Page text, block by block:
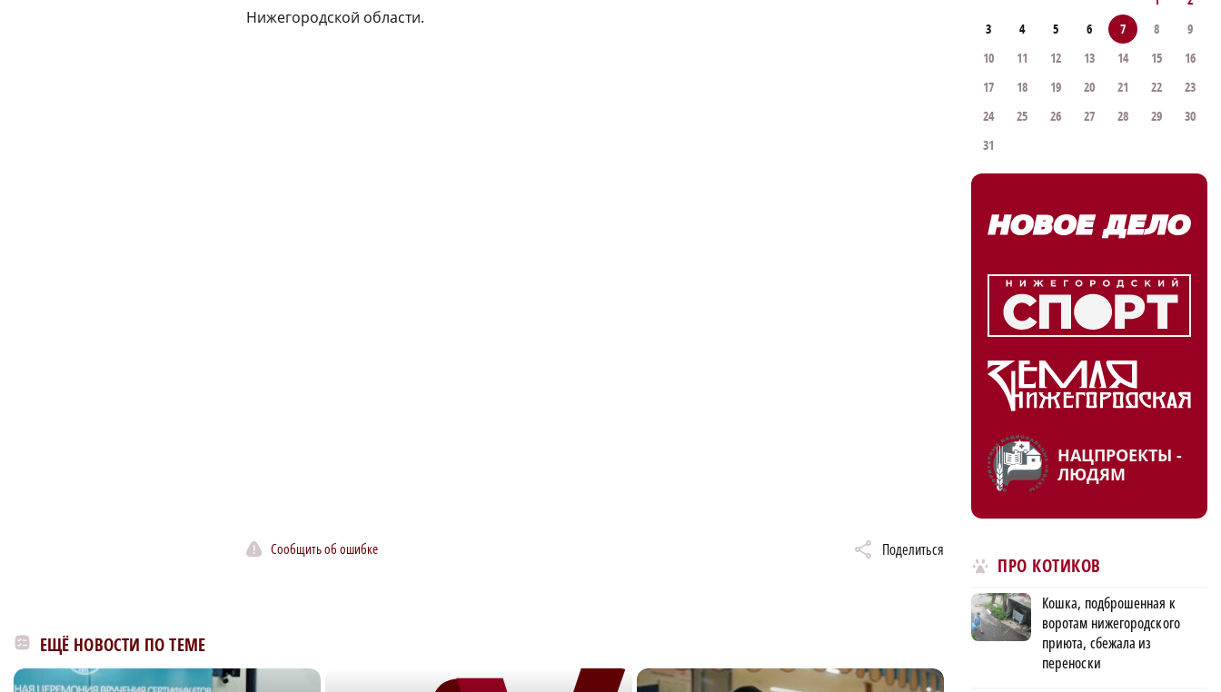
Нижегородской области.
Сообщить об ошибке Поделиться
ЕЩЁ НОВОСТИ ПО ТЕМЕ
3
4 5 6 7 8
9
10
11 12 13 14 15
16
17
18 19 20 21 22
23
24
25 26 27 28 29
30
31
НАЦПРОЕКТЫ -
ЛЮДЯМ
ПРО КОТИКОВ
Кошка, подброшенная к
воротам нижегородского
приюта, сбежала из
переноски